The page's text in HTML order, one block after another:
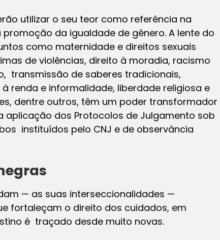
utilizar o seu teor como referência na
da igualdade de gênero. A lente do
como maternidade e direitos sexuais
de violências, direito à moradia, racismo
transmissão de saberes tradicionais,
renda e informalidade, liberdade religiosa e
dentre outros, têm um poder transformador
dos Protocolos de Julgamento sob
instituídos pelo CNJ e de observância
— as suas interseccionalidades —
fortaleçam o direito dos cuidados, em
é traçado desde muito novas.